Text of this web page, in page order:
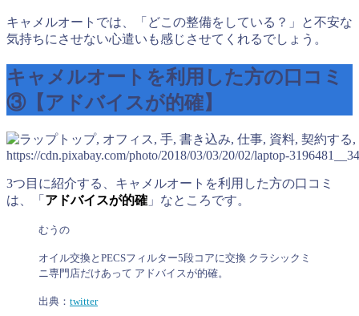
キャメルオートでは、「どこの整備をしている？」と不安な
気持ちにさせない心遣いも感じさせてくれるでしょう。
キャメルオートを利用した方の口コミ
③【アドバイスが的確】
https://cdn.pixabay.com/photo/2018/03/03/20/02/laptop-
3つ目に紹介する、キャメルオートを利用した方の口コミ
は、「 アドバイスが的確 」なところです。
むうの
オイル交換とPECSフィルター5段コアに交換 クラシックミ
ニ専門店だけあって アドバイスが的確。
出典： twitter